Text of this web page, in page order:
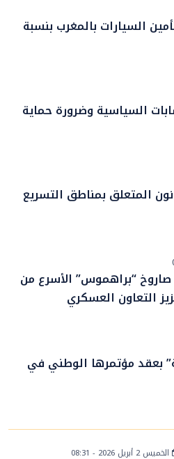
السيارات بالمغرب بنسبة
السياسية وضرورة حماية
المتعلق بمناطق التسريع
“براهموس” الأسرع من
التعاون العسكري
بعقد مؤتمرها الوطني في
الخميس 2 أبريل 2026 - 08:31